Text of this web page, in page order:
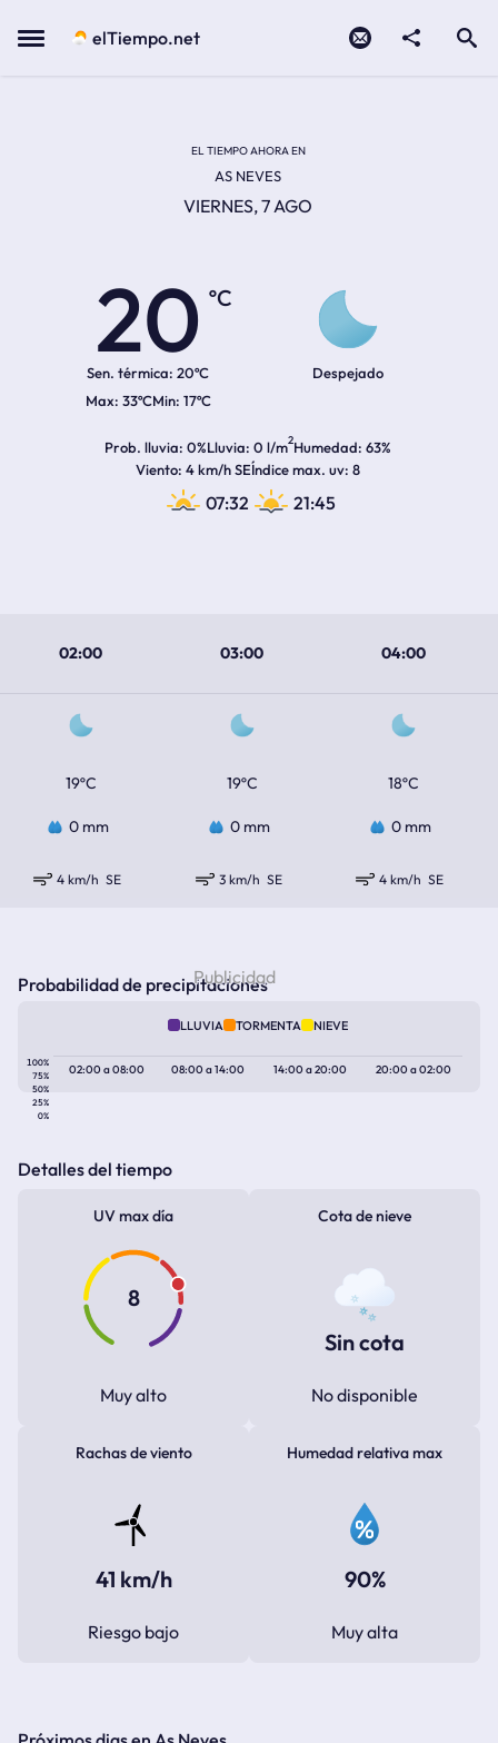
Menu elTiempo.net
EL TIEMPO AHORA EN
AS NEVES
VIERNES, 7 AGO
20
ºC
Sen. térmica: 20ºC
33ºC 17ºC
Despejado
Prob. lluvia 0%Lluvia 0 l/m2Humedad 63%
Viento 4 km/h SEÍndice max. uv 8
07:32 21:45
02:00 03:00 04:00
19ºC 19ºC 18ºC
0 mm 0 mm 0 mm
4 km/h SE 3 km/h SE 4 km/h SE
Probabilidad de precipitaciones
LLUVIA TORMENTA NIEVE
100%
75%
50%
25%
0%
02:00a08:00 08:00a14:00 14:00a20:00 20:00a02:00
Detalles del tiempo
UV max día
8
Muy alto
Cota de nieve
Sin cota
No disponible
Rachas de viento
41 km/h
Riesgo bajo
Humedad relativa max
90%
Muy alta